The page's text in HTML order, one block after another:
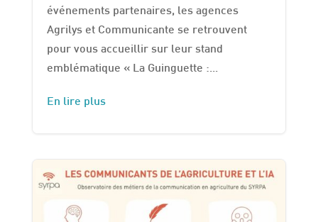
événements partenaires, les agences
Agrilys et Communicante se retrouvent
pour vous accueillir sur leur stand
emblématique « La Guinguette :...
En lire plus